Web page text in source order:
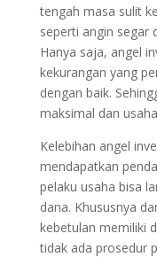
tengah masa sulit
seperti angin segar
Hanya saja, angel
kekurangan yang
dengan baik.
maksimal dan
Kelebihan angel
mendapatkan
pelaku usaha bisa
dana. Khususnya
kebetulan memiliki
tidak ada prosedur